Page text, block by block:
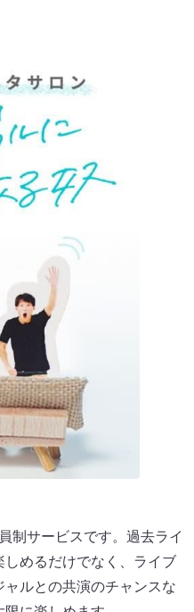
制サービスです。過去ライ
めるだけでなく、ライブ
ルとの共演のチャンスな